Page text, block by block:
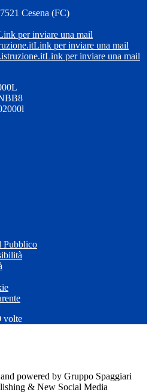
Cesena (FC)
per inviare una mail
Link per inviare una mail
Link per inviare una mail
Pubblico
volte
powered by Gruppo Spaggiari
& New Social Media